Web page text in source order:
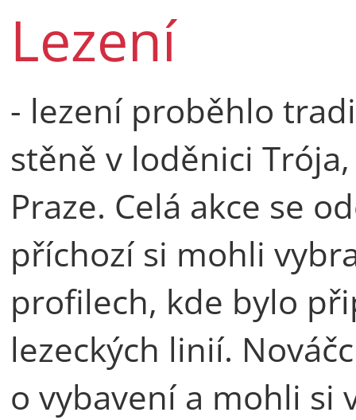
Lezení
- lezení proběhlo
stěně v loděnici
Praze. Celá akce se
příchozí si mohli
profilech, kde bylo
lezeckých linií.
o vybavení a mohli si